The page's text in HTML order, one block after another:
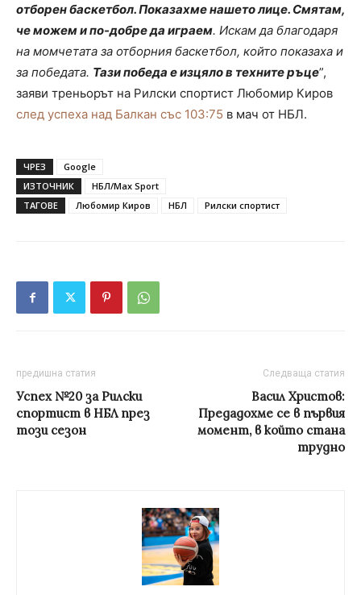
отборен баскетбол. Показахме нашето лице. Смятам,
че можем и по-добре да играем. Искам да благодаря
на момчетата за отборния баскетбол, който показаха и
за победата. Тази победа е изцяло в техните ръце”,
заяви треньорът на Рилски спортист Любомир Киров
след успеха над Балкан със 103:75 в мач от НБЛ.
ЧРЕЗ
Google
ИЗТОЧНИК
НБЛ/Max Sport
ТАГОВЕ
Любомир Киров НБЛ Рилски спортист
предишна статия
Успех №20 за Рилски
спортист в НБЛ през
този сезон
Следваща статия
Васил Христов:
Предадохме се в първия
момент, в който стана
трудно